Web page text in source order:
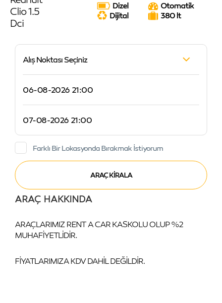
Clio 1.5
Dci
Dizel
Otomatik
Dijital
380 lt
Alış Noktası Seçiniz
Farklı Bir Lokasyonda Bırakmak İstiyorum
ARAÇ HAKKINDA
ARAÇLARIMIZ RENT A CAR KASKOLU OLUP %2
MUHAFİYETLİDİR.
FİYATLARIMIZA KDV DAHİL DEĞİLDİR.